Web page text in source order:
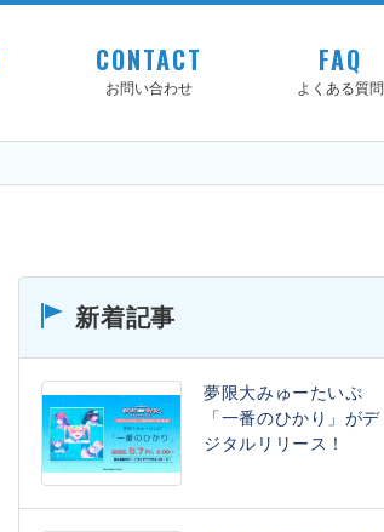
CONTACT
お問い合わせ
FAQ
よくある質問
新着記事
夢限大みゅーたいぷ
「一番のひかり」がデ
ジタルリリース！